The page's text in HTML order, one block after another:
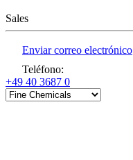
Sales
Enviar correo electrónico
Teléfono:
+49 40 3687 0